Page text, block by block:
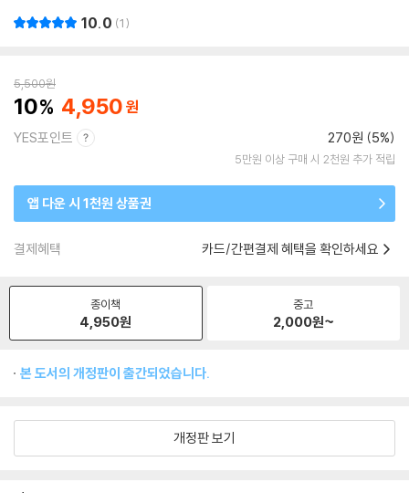
10.0 1
5,500원
10 4,950
YES포인트 270원 (5%)
5만원 이상 구매 시 2천원 추가 적립
앱 다운 시 1천원 상품권
결제혜택 카드/간편결제 혜택을 확인하세요
종이책
4,950원
중고
2,000원~
본 도서의 개정판이 출간되었습니다.
개정판 보기